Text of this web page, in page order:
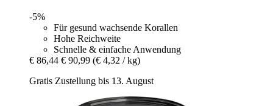
-5%
Für gesund wachsende Korallen
Hohe Reichweite
Schnelle & einfache Anwendung
€ 86,44 € 90,99 (€ 4,32 / kg)
Gratis Zustellung bis 13. August